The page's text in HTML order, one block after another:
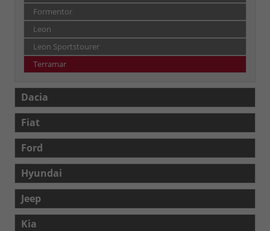
Formentor
Leon
Leon Sportstourer
Terramar
Dacia
Fiat
Ford
Hyundai
Jeep
Kia